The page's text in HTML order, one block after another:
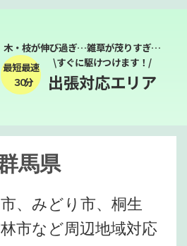
木・枝が伸び過ぎ…雑草が茂りすぎ…
最短最速
３０分
\すぐに駆けつけます！/
出張対応エリア
馬県
、みどり市、桐生
市など周辺地域対応